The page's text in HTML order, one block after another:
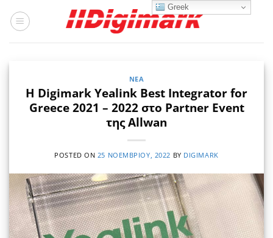
στο
ΝΈΑ
Η Digimark Yealink Best Integrator for
Greece 2021 – 2022 στο Partner Event
της Allwan
POSTED ON 25 ΝΟΕΜΒΡΊΟΥ, 2022 BY DIGIMARK
Greek